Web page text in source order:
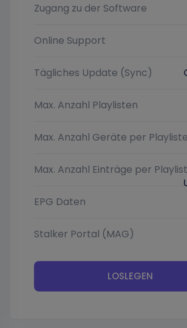
Zugang zu der Software
Online Support
Tägliches Update (Sync)
Max. Anzahl Playlisten
Max. Anzahl Geräte per Playliste
Max. Anzahl Einträge per
EPG Daten
Stalker Portal (MAG)
LOSLEGEN